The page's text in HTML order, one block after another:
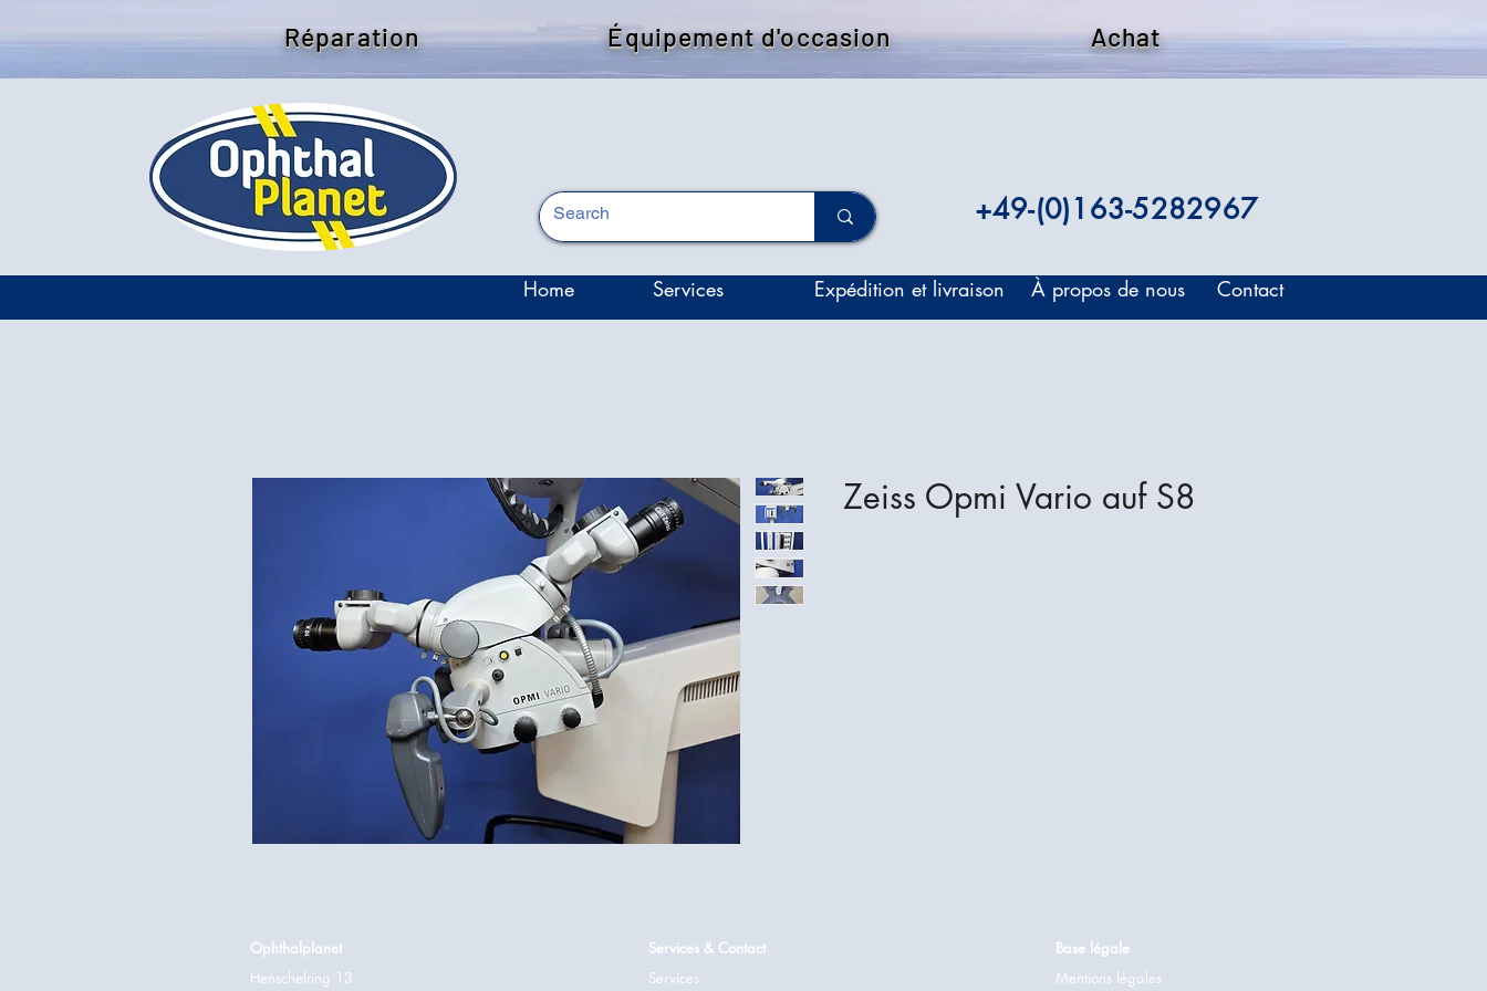
Réparation Équipement d'occasion Achat
+49-(0)163-5282967
Home Services Expédition et livraison À propos de nous Contact
Zeiss Opmi Vario auf S8
Ophthalplanet
Henschelring 13
Services & Contact
Services
Base légale
Mentions légales